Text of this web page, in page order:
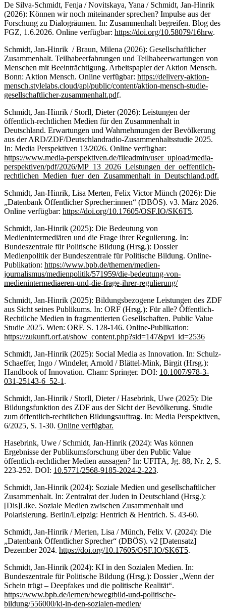
De Silva-Schmidt, Fenja / Novitskaya, Yana / Schmidt, Jan-Hinrik
(2026): Können wir noch miteinander sprechen? Impulse aus der
Forschung zu Dialogräumen. In: Zusammenhalt begreifen. Blog des
FGZ, 1.6.2026. Online verfügbar: https://doi.org/10.58079/16hrw.
Schmidt, Jan-Hinrik / Braun, Milena (2026): Gesellschaftlicher
Zusammenhalt. Teilhabeerfahrungen und Teilhabeerwartungen von
Menschen mit Beeinträchtigung. Arbeitspapier der Aktion Mensch.
Bonn: Aktion Mensch. Online verfügbar: https://delivery-aktion-
mensch.stylelabs.cloud/api/public/content/aktion-mensch-studie-
gesellschaftlicher-zusammenhalt.pdf.
Schmidt, Jan-Hinrik / Storll, Dieter (2026): Leistungen der
öffentlich-rechtlichen Medien für den Zusammenhalt in
Deutschland. Erwartungen und Wahrnehmungen der Bevölkerung
aus der ARD/ZDF/Deutschlandradio-Zusammenhaltsstudie 2025.
In: Media Perspektiven 13/2026. Online verfügbar:
https://www.media-perspektiven.de/fileadmin/user_upload/media-
perspektiven/pdf/2026/MP_13_2026_Leistungen_der_oeffentlich-
rechtlichen_Medien_fuer_den_Zusammenhalt_in_Deutschland.pdf.
Schmidt, Jan-Hinrik, Lisa Merten, Felix Victor Münch (2026): Die
„Datenbank Öffentlicher Sprecher:innen“ (DBÖS). v3. März 2026.
Online verfügbar: https://doi.org/10.17605/OSF.IO/SK6T5.
Schmidt, Jan-Hinrik (2025): Die Bedeutung von
Medienintermediären und die Frage ihrer Regulierung. In:
Bundeszentrale für Politische Bildung (Hrsg.): Dossier
Medienpolitik der Bundeszentrale für Politische Bildung. Online-
Publikation: https://www.bpb.de/themen/medien-
journalismus/medienpolitik/571959/die-bedeutung-von-
medienintermediaeren-und-die-frage-ihrer-regulierung/
Schmidt, Jan-Hinrik (2025): Bildungsbezogene Leistungen des ZDF
aus Sicht seines Publikums. In: ORF (Hrsg.): Für alle? Öffentlich-
Rechtliche Medien in fragmentierten Gesellschaften. Public Value
Studie 2025. Wien: ORF. S. 128-146. Online-Publikation:
https://zukunft.orf.at/show_content.php?sid=147&pvi_id=2536
Schmidt, Jan-Hinrik (2025): Social Media as Innovation. In: Schulz-
Schaeffer, Ingo / Windeler, Arnold / Blättel-Mink, Birgit (Hrsg.):
Handbook of Innovation. Cham: Springer. DOI: 10.1007/978-3-
031-25143-6_52-1 .
Schmidt, Jan-Hinrik / Storll, Dieter / Hasebrink, Uwe (2025): Die
Bildungsfunktion des ZDF aus der Sicht der Bevölkerung. Studie
zum öffentlich-rechtlichen Bildungsauftrag. In: Media Perspektiven,
6/2025, S. 1-30. Online verfügbar.
Hasebrink, Uwe / Schmidt, Jan-Hinrik (2024): Was können
Ergebnisse der Publikumsforschung über den Public Value
öffentlich-rechtlicher Medien aussagen? In: UFITA, Jg. 88, Nr. 2, S.
223-252. DOI: 10.5771/2568-9185-2024-2-223.
Schmidt, Jan-Hinrik (2024): Soziale Medien und gesellschaftlicher
Zusammenhalt. In: Zentralrat der Juden in Deutschland (Hrsg.):
[Dis]Like. Soziale Medien zwischen Zusammenhalt und
Polarisierung. Berlin/Leipzig: Hentrich & Hentrich. S. 43-60.
Schmidt, Jan-Hinrik / Merten, Lisa / Münch, Felix V. (2024): Die
„Datenbank Öffentlicher Sprecher“ (DBÖS). v2 [Datensatz]
Dezember 2024. https://doi.org/10.17605/OSF.IO/SK6T5.
Schmidt, Jan-Hinrik (2024): KI in den Sozialen Medien. In:
Bundeszentrale für Politische Bildung (Hrsg.): Dossier „Wenn der
Schein trügt – Deepfakes und die politische Realität“.
https://www.bpb.de/lernen/bewegtbild-und-politische-
bildung/556000/ki-in-den-sozialen-medien/